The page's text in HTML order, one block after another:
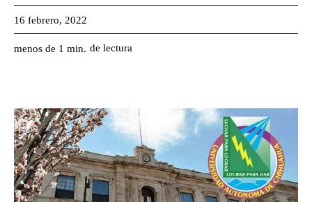
16 febrero, 2022
menos de 1 min. de lectura